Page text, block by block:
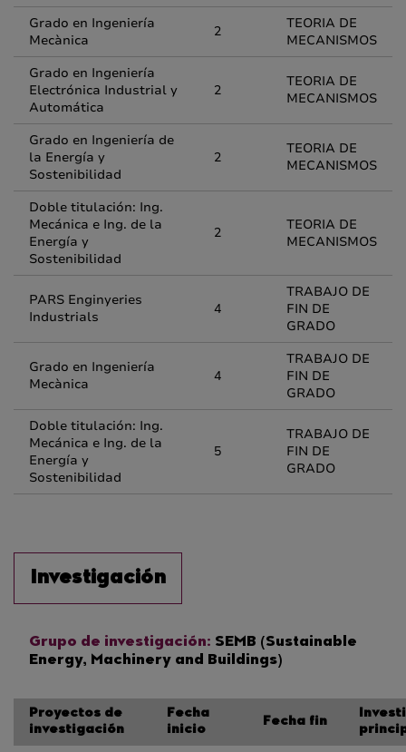
Grado en Ingeniería
Mecànica
2
TEORIA DE
MECANISMOS
Grado en Ingeniería
Electrónica Industrial y
Automática
2
TEORIA DE
MECANISMOS
Grado en Ingeniería de
la Energía y
Sostenibilidad
2
TEORIA DE
MECANISMOS
Doble titulación: Ing.
Mecánica e Ing. de la
Energía y
Sostenibilidad
2
TEORIA DE
MECANISMOS
PARS Enginyeries
Industrials
4
TRABAJO DE
FIN DE
GRADO
Grado en Ingeniería
Mecànica
4
TRABAJO DE
FIN DE
GRADO
Doble titulación: Ing.
Mecánica e Ing. de la
Energía y
Sostenibilidad
5
TRABAJO DE
FIN DE
GRADO
Investigación
Grupo de investigación: SEMB (Sustainable
Energy, Machinery and Buildings)
Proyectos de
investigación
Fecha
inicio
Fecha fin